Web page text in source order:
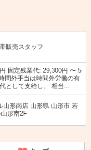
販売スタッフ
固定残業代: 29,300円 〜 5
間外手当は時間外労働の有
として支給し、 相当...
山形南店 山形県 山形市 若
形南2F